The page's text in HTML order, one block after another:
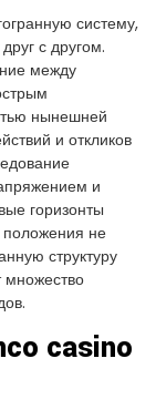
систему,
с другом.
между
нынешней
и откликов
и
горизонты
положения не
структуру
множество
casino